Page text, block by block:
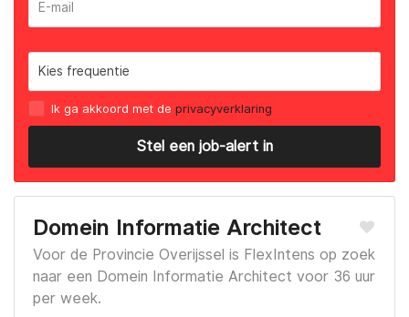
Ik ga akkoord met de privacyverklaring
Stel een job-alert in
Domein Informatie Architect
Voor de Provincie Overijssel is FlexIntens op zoek
naar een Domein Informatie Architect voor 36 uur
per week.